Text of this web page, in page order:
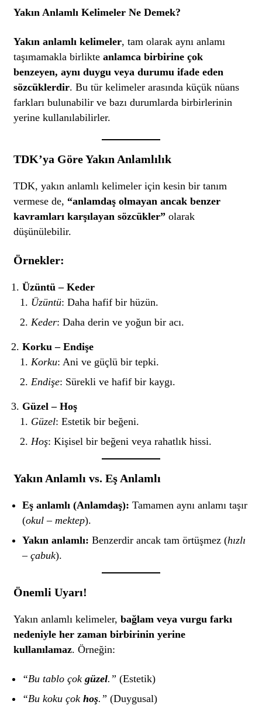
Yakın Anlamlı Kelimeler Ne Demek?
Yakın anlamlı kelimeler, tam olarak aynı anlamı
taşımamakla birlikteanlamca birbirine çok
benzeyen, aynı duygu veya durumu ifade eden
sözcüklerdir. Bu tür kelimeler arasında küçük nüans
farkları bulunabilir ve bazı durumlarda birbirlerinin
yerine kullanılabilirler.
TDK’ya Göre Yakın Anlamlılık
TDK, yakın anlamlı kelimeler için kesin bir tanım
vermese de, “anlamdaş olmayan ancak benzer
kavramları karşılayan sözcükler” olarak
düşünülebilir.
Örnekler:
Üzüntü – Keder
Üzüntü: Daha hafif bir hüzün.
Keder: Daha derin ve yoğun bir acı.
Korku – Endişe
Korku: Ani ve güçlü bir tepki.
Endişe: Sürekli ve hafif bir kaygı.
Güzel – Hoş
Güzel: Estetik bir beğeni.
Hoş: Kişisel bir beğeni veya rahatlık hissi.
Yakın Anlamlı vs. Eş Anlamlı
Eş anlamlı (Anlamdaş): Tamamen aynı anlamı taşır
(okul – mektep).
Yakın anlamlı: Benzerdir ancak tam örtüşmez (hızlı
– çabuk).
Önemli Uyarı!
Yakın anlamlı kelimeler,bağlam veya vurgu farkı
nedeniyle her zaman birbirinin yerine
kullanılamaz. Örneğin:
“Bu tablo çokgüzel.” (Estetik)
“Bu koku çokhoş.” (Duygusal)